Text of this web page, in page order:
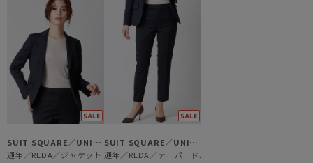
SUIT SQUARE／UNIVERSAL LANGUAGE／WHITE
通年／REDA／ジャケット
SUIT SQUARE／UNIVERSAL LANGUAGE／WHITE
通年／REDA／テーパードパンツ